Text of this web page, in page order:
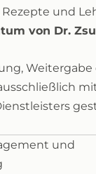
Rezepte und
von Dr.
und